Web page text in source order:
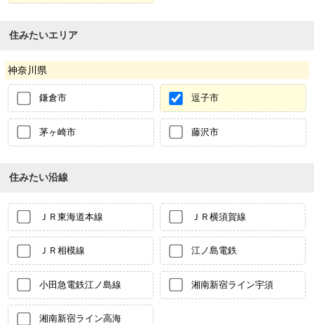
住みたいエリア
神奈川県
鎌倉市 逗子市
茅ヶ崎市 藤沢市
住みたい沿線
ＪＲ東海道本線 ＪＲ横須賀線
ＪＲ相模線 江ノ島電鉄
小田急電鉄江ノ島線 湘南新宿ライン宇須
湘南新宿ライン高海